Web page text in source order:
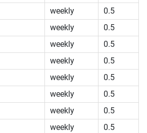
weekly
0.5
weekly
0.5
weekly
0.5
weekly
0.5
weekly
0.5
weekly
0.5
weekly
0.5
weekly
0.5